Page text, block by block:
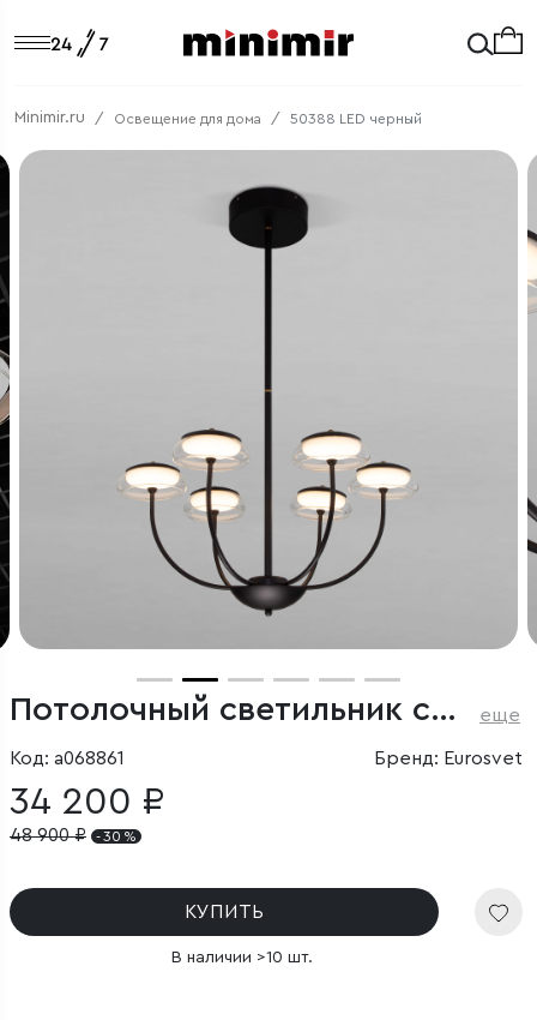
Minimir.ru Освещение для дома 50388 LED черный
Потолочный светильник со стеклянным плафоном еще
Код: a068861 Бренд: Eurosvet
34 200 ₽
48 900₽ - 30 %
КУПИТЬ
В наличии >10 шт.